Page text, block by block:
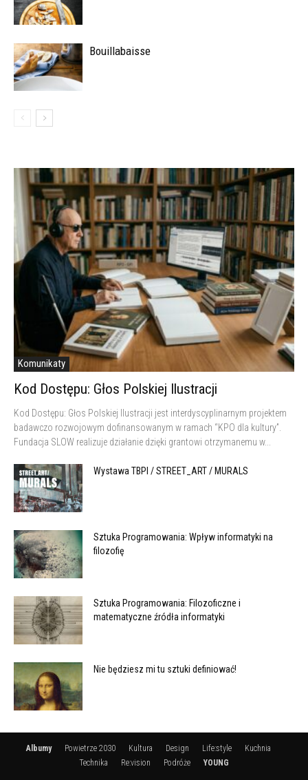
Bouillabaisse
Komunikaty
Kod Dostępu: Głos Polskiej Ilustracji
Kod Dostępu: Głos Polskiej Ilustracji jest interdyscyplinarnym projektem
badawczo rozwojowym dofinansowanym w ramach “KPO dla kultury”.
Fundacja SLOW realizuje działanie dzięki grantowi otrzymanemu w...
Wystawa TBPI / STREET_ART / MURALS
Sztuka Programowania: Wpływ informatyki na
filozofię
Sztuka Programowania: Filozoficzne i
matematyczne źródła informatyki
Nie będziesz mi tu sztuki definiować!
Albumy Powietrze 2030 Kultura Design Life:style
Kuchnia
Technika
Re:vision Podróże YOUNG